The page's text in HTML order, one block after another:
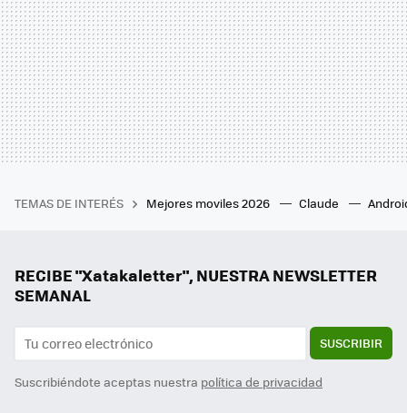
TEMAS DE INTERÉS Mejores moviles 2026 Claude
RECIBE "Xatakaletter", NUESTRA NEWSLETTER
SEMANAL
SUSCRIBIR
Suscribiéndote aceptas nuestra política de privacidad